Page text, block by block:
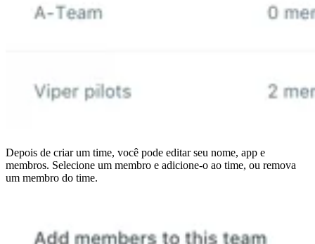
Depois de criar um time, você pode editar seu nome, app e
membros. Selecione um membro e adicione-o ao time, ou remova
um membro do time.